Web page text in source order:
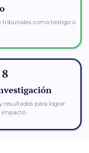
tribunales como testigo o
para lograr
impacto.